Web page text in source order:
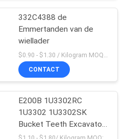
332C4388 de
Emmertanden van de
wiellader
CONTACT
E200B 1U3302RC
1U3302 1U3302SK
Bucket Teeth Excavator
Massaproductie